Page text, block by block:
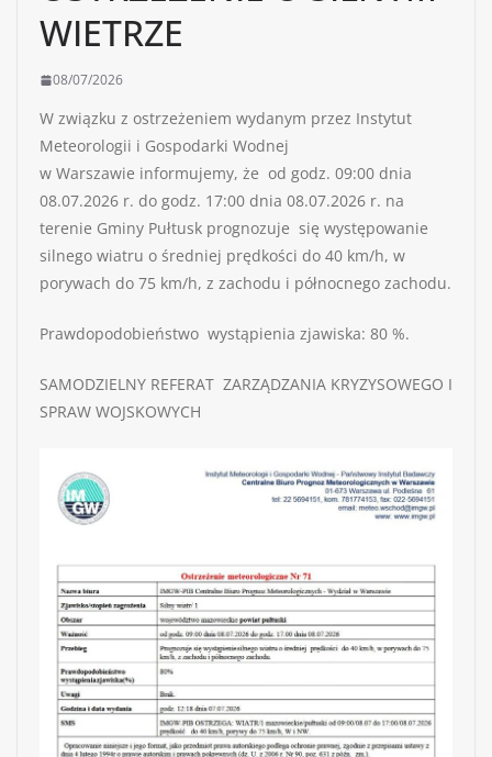
WIETRZE
08/07/2026
W związku z ostrzeżeniem wydanym przez Instytut
Meteorologii i Gospodarki Wodnej
w Warszawie informujemy, że od godz. 09:00 dnia
08.07.2026 r. do godz. 17:00 dnia 08.07.2026 r. na
terenie Gminy Pułtusk prognozuje się występowanie
silnego wiatru o średniej prędkości do 40 km/h, w
porywach do 75 km/h, z zachodu i północnego zachodu.
Prawdopodobieństwo wystąpienia zjawiska: 80 %.
SAMODZIELNY REFERAT ZARZĄDZANIA KRYZYSOWEGO I
SPRAW WOJSKOWYCH